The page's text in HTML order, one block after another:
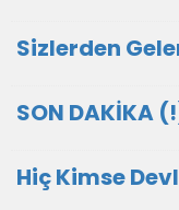
Sizlerden
SON DAKİKA
Hiç Kimse